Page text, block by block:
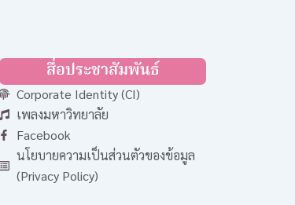
สื่อประชาสัมพันธ์
Corporate Identity (CI)
เพลงมหาวิทยาลัย
Facebook
นโยบายความเป็นส่วนตัวของข้อมูล
(Privacy Policy)